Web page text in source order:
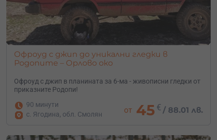
Офроуд с джип до уникални гледки в
Родопите – Орлово око
Офроуд с джип в планината за 6-ма - живописни гледки от
приказните Родопи!
90 минути
с. Ягодина, обл. Смолян
от 45 € /88.01 лв.